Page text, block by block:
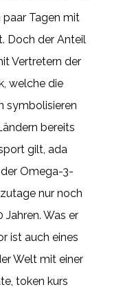
paar Tagen mit
Doch der Anteil
Vertretern der
welche die
symbolisieren
bereits
gilt, ada
Omega-3-
nur noch
Was er
ist auch eines
Welt mit einer
token kurs